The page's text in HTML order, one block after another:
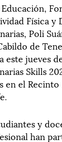
Física y
Poli
de
jueves
Skills
en el Recinto
y
han